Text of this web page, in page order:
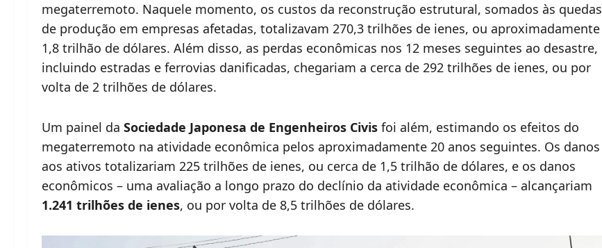
megaterremoto. Naquele momento, os custos da reconstrução estrutural, somados às quedas
de produção em empresas afetadas, totalizavam 270,3 trilhões de ienes, ou aproximadamente
1,8 trilhão de dólares. Além disso, as perdas econômicas nos 12 meses seguintes ao desastre,
incluindo estradas e ferrovias danificadas, chegariam a cerca de 292 trilhões de ienes, ou por
volta de 2 trilhões de dólares.
Um painel da Sociedade Japonesa de Engenheiros Civis foi além, estimando os efeitos do
megaterremoto na atividade econômica pelos aproximadamente 20 anos seguintes. Os danos
aos ativos totalizariam 225 trilhões de ienes, ou cerca de 1,5 trilhão de dólares, e os danos
econômicos – uma avaliação a longo prazo do declínio da atividade econômica – alcançariam
1.241 trilhões de ienes, ou por volta de 8,5 trilhões de dólares.